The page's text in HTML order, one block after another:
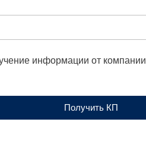
информации от компании
Получить КП